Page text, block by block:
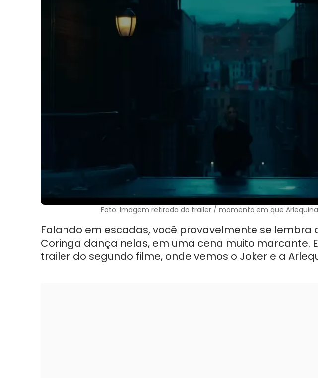
Foto: Imagem retirada do trailer / momento em que
Falando em escadas, você provavelmente se lembra
Coringa dança nelas, em uma cena muito marcante.
trailer do segundo filme, onde vemos o Joker e a